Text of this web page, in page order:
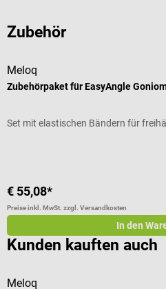
Zubehör
Meloq
Zubehörpaket für EasyAngle
Set mit elastischen Bändern für
€ 55,08*
Preise inkl. MwSt. zzgl. Versandkosten
In den
Kunden kauften auch
Meloq